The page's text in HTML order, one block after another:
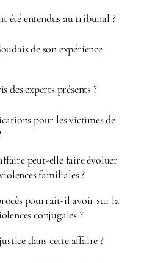
été entendus au tribunal ?
de son expérience
des experts présents ?
pour les victimes de
peut-elle faire évoluer
familiales ?
pourrait-il avoir sur la
conjugales ?
dans cette affaire ?